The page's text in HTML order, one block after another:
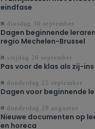
eindfase
dinsdag 30 september
Dagen beginnende
regio Mechelen-Brussel
vrijdag 26 september
Pas voor de klas als zij-
donderdag 25 september
Dagen voor beginnende
donderdag 28 augustus
Nieuwe documenten op
en horeca